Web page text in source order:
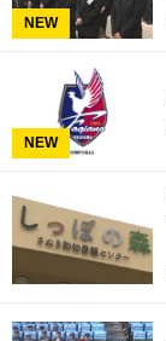
NEW
NEW